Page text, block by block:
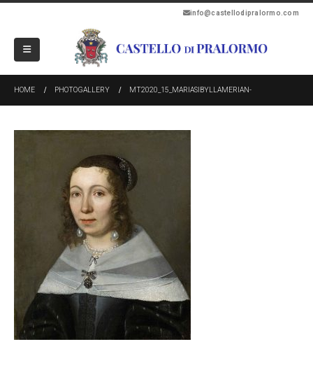
info@castellodipralormo.com
HOME PHOTOGALLERY MT2020_15_MARIASIBYLLAMERIAN-